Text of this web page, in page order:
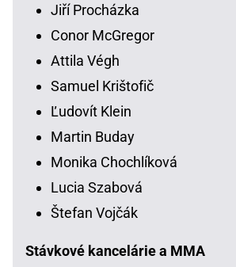
Jiří Procházka
Conor McGregor
Attila Végh
Samuel Krištofič
Ľudovít Klein
Martin Buday
Monika Chochlíková
Lucia Szabová
Štefan Vojčák
Stávkové kancelárie a MMA